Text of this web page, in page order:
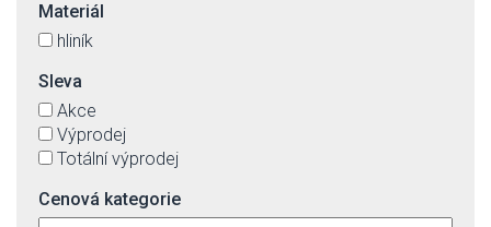
Materiál
hliník
Sleva
Akce
Výprodej
Totální výprodej
Cenová kategorie